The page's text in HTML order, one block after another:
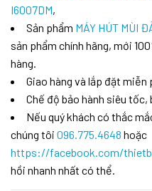
I6007DM,
Sản phẩm MÁY HÚT MÙI
sản phẩm chính hãng, mới
hàng.
Giao hàng và lắp đặt miễn
Chế độ bảo hành siêu tốc,
Nếu quý khách có thắc
chúng tôi 096.775.4648 hoặc
https://facebook.com/
hồi nhanh nhất có thể.